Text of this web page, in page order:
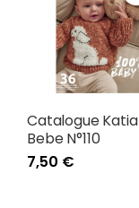
Catalogue Katia
Bebe N°110
7,50 €